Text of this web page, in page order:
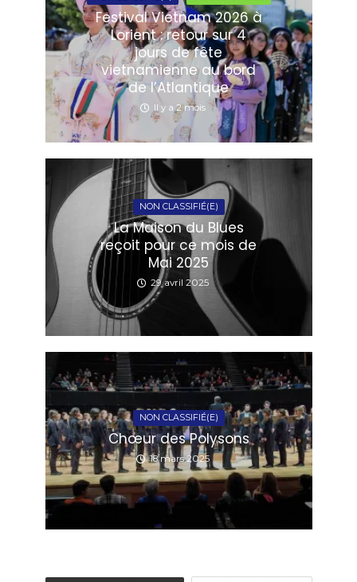
Festival Vietnam 2026 à
Lorient : retour sur 4
jours de fête
vietnamienne au bord
de l’Atlantique
Il y a 2 mois
NON CLASSIFIÉ(E)
La Maison du Blues
reçoit pour ce mois de
Mai 2025
29 avril 2025
NON CLASSIFIÉ(E)
Chœur des Polysons
18 mars 2025